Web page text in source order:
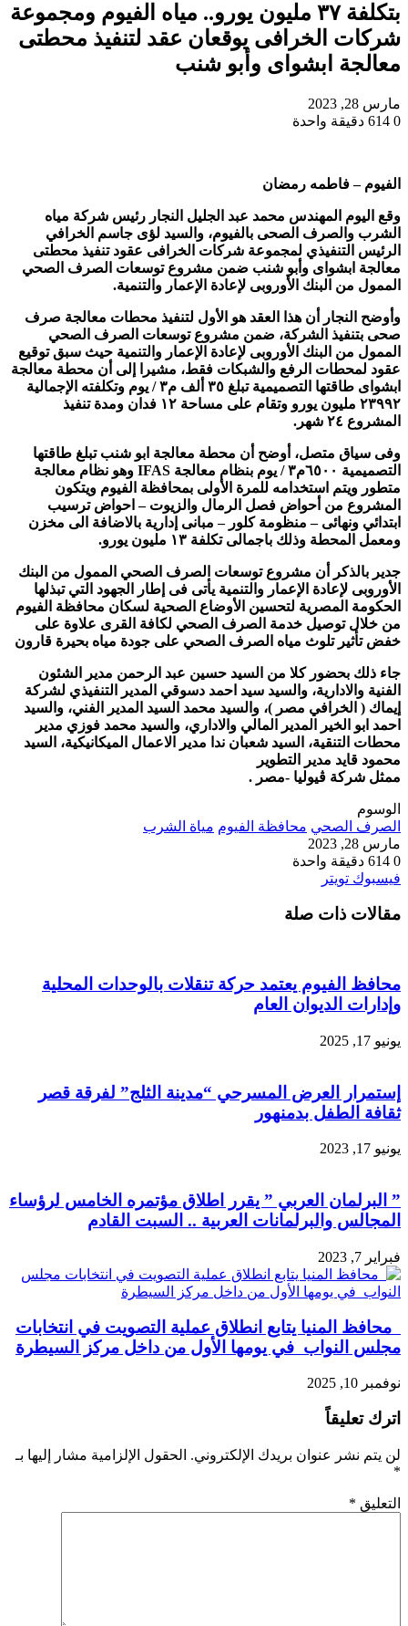
بتكلفة ٣٧ مليون يورو.. مياه الفيوم ومجموعة
شركات الخرافى يوقعان عقد لتنفيذ محطتى
معالجة ابشواى وأبو شنب
مارس 28, 2023
0
دقيقة واحدة
الفيوم – فاطمه رمضان
وقع اليوم المهندس محمد عبد الجليل النجار رئيس شركة مياه
الشرب والصرف الصحى بالفيوم، والسيد لؤى جاسم الخرافي
الرئيس التنفيذي لمجموعة شركات الخرافى عقود تنفيذ محطتى
معالجة ابشواى وأبو شنب ضمن مشروع توسعات الصرف الصحي
الممول من البنك الأوروبى لإعادة الإعمار والتنمية.
وأوضح النجار أن هذا العقد هو الأول لتنفيذ محطات معالجة صرف
صحى بتنفيذ الشركة، ضمن مشروع توسعات الصرف الصحي
الممول من البنك الأوروبى لإعادة الإعمار والتنمية حيث سبق توقيع
عقود لمحطات الرفع والشبكات فقط، مشيرا إلى أن محطة معالجة
ابشواى طاقتها التصميمية تبلغ ٣٥ ألف م٣ / يوم وتكلفته الإجمالية
٢٣٩٩٢ مليون يورو وتقام على مساحة ١٢ فدان ومدة تنفيذ
المشروع ٢٤ شهر.
وفى سياق متصل، أوضح أن محطة معالجة ابو شنب تبلغ طاقتها
التصميمية ٦٥٠٠م٣ / يوم بنظام معالجة IFAS وهو نظام معالجة
متطور ويتم استخدامه للمرة الأولى بمحافظة الفيوم ويتكون
المشروع من أحواض فصل الرمال والزيوت – احواض ترسيب
ابتدائي ونهائى – منظومة كلور – مبانى إدارية بالاضافة الى مخزن
ومعمل المحطة وذلك باجمالى تكلفة ١٣ مليون يورو.
جدير بالذكر أن مشروع توسعات الصرف الصحي الممول من البنك
الأوروبى لإعادة الإعمار والتنمية يأتى فى إطار الجهود التي تبذلها
الحكومة المصرية لتحسين الأوضاع الصحية لسكان محافظة الفيوم
من خلال توصيل خدمة الصرف الصحي لكافة القرى علاوة على
خفض تأثير تلوث مياه الصرف الصحي على جودة مياه بحيرة قارون
جاء ذلك بحضور كلا من السيد حسين عبد الرحمن مدير الشئون
الفنية والادارية، والسيد سيد احمد دسوقي المدير التنفيذي لشركة
إيماك ( الخرافي مصر )، والسيد محمد السيد المدير الفني، والسيد
احمد ابو الخير المدير المالي والاداري، والسيد محمد فوزي مدير
محطات التنقية، السيد شعبان ندا مدير الاعمال الميكانيكية، السيد
محمود قايد مدير التطوير
ممثل شركة ڤيوليا -مصر .
الوسوم
الصرف الصحي محافظة الفيوم مياة الشرب
مارس 28, 2023
0
دقيقة واحدة
فيسبوك تويتر
البريد
مقالات ذات صلة
محافظ الفيوم يعتمد حركة تنقلات بالوحدات المحلية
وإدارات الديوان العام
يونيو 17, 2025
إستمرار العرض المسرحي “مدينة الثلج” لفرقة قصر
ثقافة الطفل بدمنهور
يونيو 17, 2023
” البرلمان العربي ” يقرر اطلاق مؤتمره الخامس لرؤساء
المجالس والبرلمانات العربية .. السبت القادم
فبراير 7, 2023
محافظ المنيا يتابع انطلاق عملية التصويت في انتخابات
مجلس النواب في يومها الأول من داخل مركز السيطرة
نوفمبر 10, 2025
اترك تعليقاً
لن يتم نشر عنوان بريدك الإلكتروني. الحقول الإلزامية مشار إليها بـ
*
التعليق *